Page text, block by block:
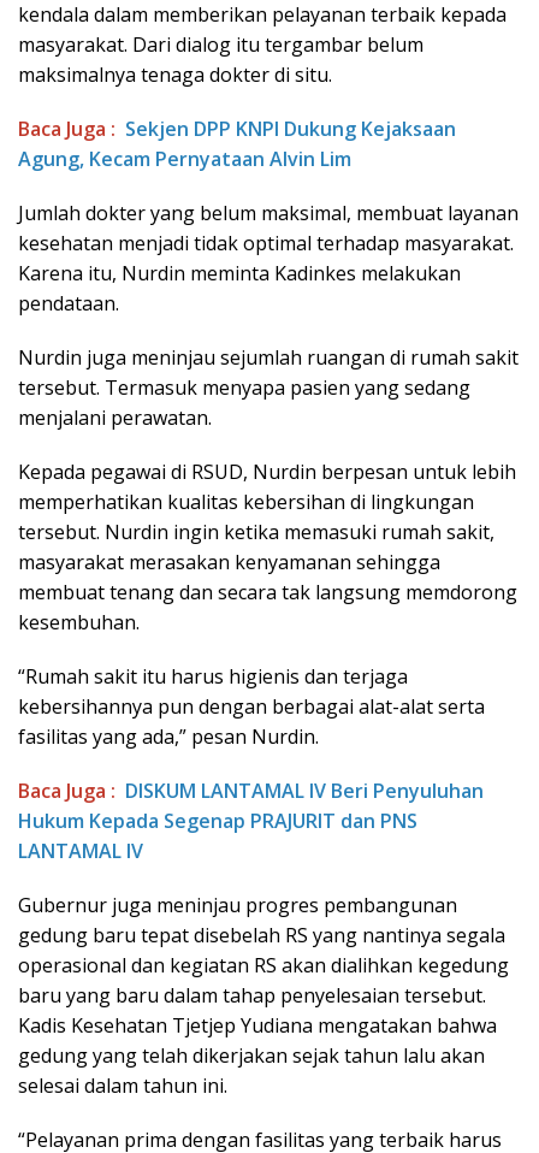
kendala dalam memberikan pelayanan terbaik kepada
masyarakat. Dari dialog itu tergambar belum
maksimalnya tenaga dokter di situ.
Baca Juga : Sekjen DPP KNPI Dukung Kejaksaan
Agung, Kecam Pernyataan Alvin Lim
Jumlah dokter yang belum maksimal, membuat layanan
kesehatan menjadi tidak optimal terhadap masyarakat.
Karena itu, Nurdin meminta Kadinkes melakukan
pendataan.
Nurdin juga meninjau sejumlah ruangan di rumah sakit
tersebut. Termasuk menyapa pasien yang sedang
menjalani perawatan.
Kepada pegawai di RSUD, Nurdin berpesan untuk lebih
memperhatikan kualitas kebersihan di lingkungan
tersebut. Nurdin ingin ketika memasuki rumah sakit,
masyarakat merasakan kenyamanan sehingga
membuat tenang dan secara tak langsung memdorong
kesembuhan.
“Rumah sakit itu harus higienis dan terjaga
kebersihannya pun dengan berbagai alat-alat serta
fasilitas yang ada,” pesan Nurdin.
Baca Juga : DISKUM LANTAMAL IV Beri Penyuluhan
Hukum Kepada Segenap PRAJURIT dan PNS
LANTAMAL IV
Gubernur juga meninjau progres pembangunan
gedung baru tepat disebelah RS yang nantinya segala
operasional dan kegiatan RS akan dialihkan kegedung
baru yang baru dalam tahap penyelesaian tersebut.
Kadis Kesehatan Tjetjep Yudiana mengatakan bahwa
gedung yang telah dikerjakan sejak tahun lalu akan
selesai dalam tahun ini.
“Pelayanan prima dengan fasilitas yang terbaik harus